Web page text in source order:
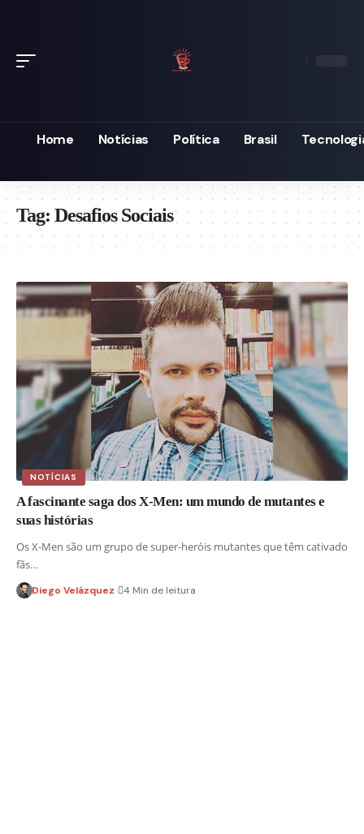
Home Notícias Política Brasil
Tag:Desafios Sociais
NOTÍCIAS
A fascinante saga dos X-Men: um mundo de mutantes e
suas histórias
Os X-Men são um grupo de super-heróis mutantes que têm cativado
fãs…
Diego Velázquez 4 Min de leitura